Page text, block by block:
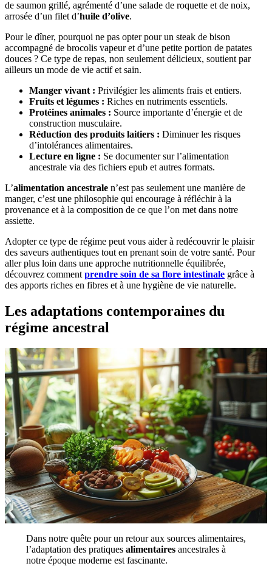
de saumon grillé, agrémenté d’une salade de roquette et de noix,
arrosée d’un filet d’huile d’olive.
Pour le dîner, pourquoi ne pas opter pour un steak de bison
accompagné de brocolis vapeur et d’une petite portion de patates
douces ? Ce type de repas, non seulement délicieux, soutient par
ailleurs un mode de vie actif et sain.
Manger vivant : Privilégier les aliments frais et entiers.
Fruits et légumes : Riches en nutriments essentiels.
Protéines animales : Source importante d’énergie et de
construction musculaire.
Réduction des produits laitiers : Diminuer les risques
d’intolérances alimentaires.
Lecture en ligne : Se documenter sur l’alimentation
ancestrale via des fichiers epub et autres formats.
L’alimentation ancestrale n’est pas seulement une manière de
manger, c’est une philosophie qui encourage à réfléchir à la
provenance et à la composition de ce que l’on met dans notre
assiette.
Adopter ce type de régime peut vous aider à redécouvrir le plaisir
des saveurs authentiques tout en prenant soin de votre santé. Pour
aller plus loin dans une approche nutritionnelle équilibrée,
découvrez comment prendre soin de sa flore intestinale grâce à
des apports riches en fibres et à une hygiène de vie naturelle.
Les adaptations contemporaines du
régime ancestral
Dans notre quête pour un retour aux sources alimentaires,
l’adaptation des pratiques alimentairesancestrales à
notre époque moderne est fascinante.